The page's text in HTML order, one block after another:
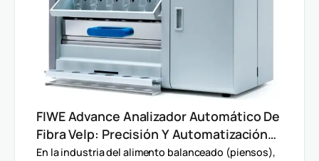
FIWE Advance Analizador Automático De
Fibra Velp: Precisión Y Automatización
En Método Van Soest
En la industria del alimento balanceado (piensos),